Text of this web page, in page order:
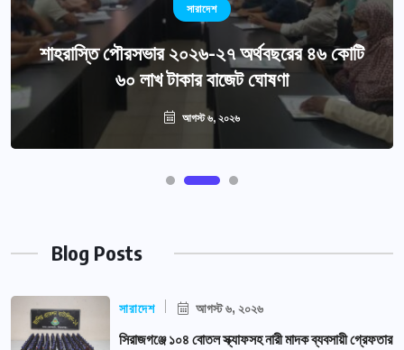
সারাদেশ
শাহরাস্তি পৌরসভার ২০২৬-২৭ অর্থবছরের ৪৬ কোটি
৬০ লাখ টাকার বাজেট ঘোষণা
আগস্ট ৬, ২০২৬
Blog Posts
সারাদেশ আগস্ট ৬, ২০২৬
সিরাজগঞ্জে ১০৪ বোতল স্ক্যাফসহ নারী মাদক ব্যবসায়ী গ্রেফতার